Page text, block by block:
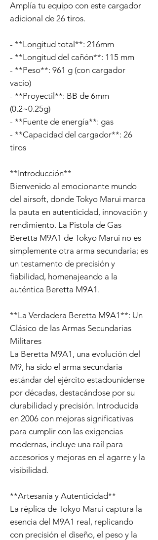
Amplía tu equipo con este cargador
adicional de 26 tiros.
- **Longitud total**: 216mm
- **Longitud del cañón**: 115 mm
- **Peso**: 961 g (con cargador
vacío)
- **Proyectil**: BB de 6mm
(0.2~0.25g)
- **Fuente de energía**: gas
- **Capacidad del cargador**: 26
tiros
**Introducción**
Bienvenido al emocionante mundo
del airsoft, donde Tokyo Marui marca
la pauta en autenticidad, innovación y
rendimiento. La Pistola de Gas
Beretta M9A1 de Tokyo Marui no es
simplemente otra arma secundaria; es
un testamento de precisión y
fiabilidad, homenajeando a la
auténtica Beretta M9A1.
**La Verdadera Beretta M9A1**: Un
Clásico de las Armas Secundarias
Militares
La Beretta M9A1, una evolución del
M9, ha sido el arma secundaria
estándar del ejército estadounidense
por décadas, destacándose por su
durabilidad y precisión. Introducida
en 2006 con mejoras significativas
para cumplir con las exigencias
modernas, incluye una raíl para
accesorios y mejoras en el agarre y la
visibilidad.
**Artesanía y Autenticidad**
La réplica de Tokyo Marui captura la
esencia del M9A1 real, replicando
con precisión el diseño, el peso y la